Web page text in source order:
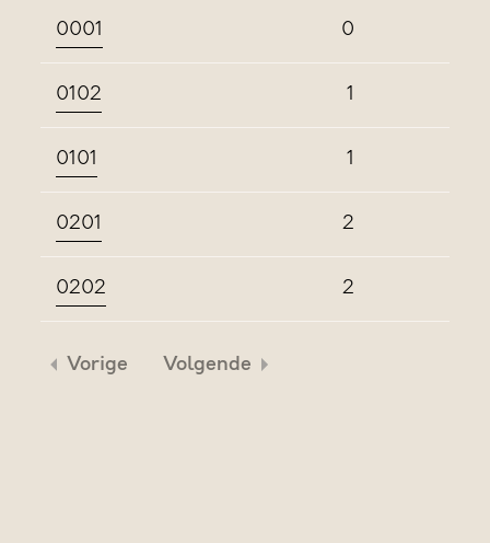
0001 0
0102 1
0101 1
0201 2
0202 2
Vorige Volgende